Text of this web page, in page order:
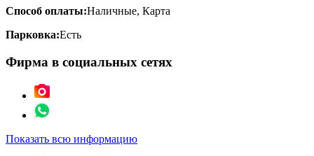
Способ оплаты:Наличные, Карта
Парковка:Есть
Фирма в социальных сетях
Показать всю информацию